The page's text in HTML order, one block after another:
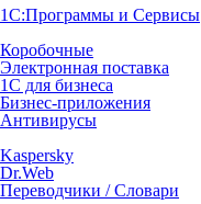
1С:Программы и Сервисы
Коробочные
Электронная поставка
1С для бизнеса
Бизнес-приложения
Антивирусы
Kaspersky
Dr.Web
Переводчики / Словари